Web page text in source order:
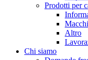
Prodotti per
Altro
Chi siamo